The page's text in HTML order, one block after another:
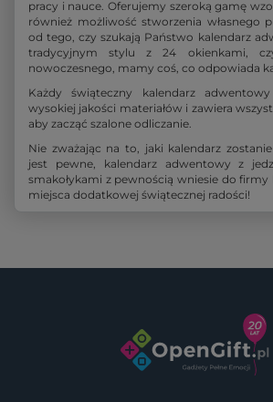
pracy i nauce. Oferujemy szeroką gamę
również możliwość stworzenia własnego
od tego, czy szukają Państwo kalendarz
tradycyjnym stylu z 24 okienkami,
nowoczesnego, mamy coś, co odpowiada
Każdy świąteczny kalendarz
wysokiej jakości materiałów i zawiera
aby zacząć szalone odliczanie.
Nie zważając na to, jaki kalendarz
jest pewne, kalendarz adwentowy z
smakołykami z pewnością wniesie do
miejsca dodatkowej świątecznej radości!